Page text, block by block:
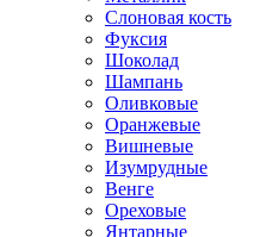
Слоновая кость
Фуксия
Шоколад
Шампань
Оливковые
Оранжевые
Вишневые
Изумрудные
Венге
Ореховые
Янтарные